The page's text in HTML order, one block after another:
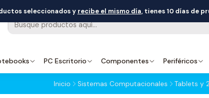
PC Escritorio Componentes Periféricos
seleccionados y recibe el mismo día, tienes 10 días de
Inicio Sistemas Computacionales Tablets y